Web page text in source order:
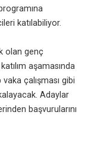
katılabiliyor.
olan genç
aşamasında
çalışması gibi
Adaylar
başvurularını